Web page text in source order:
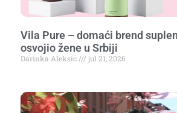
Vila Pure – domaći brend
osvojio žene u Srbiji
Darinka Aleksic jul 21, 2026